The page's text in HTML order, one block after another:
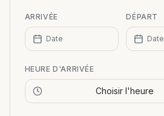
ARRIVÉE
Date
DÉPART
Date
HEURE D'ARRIVÉE
Choisir l'heure